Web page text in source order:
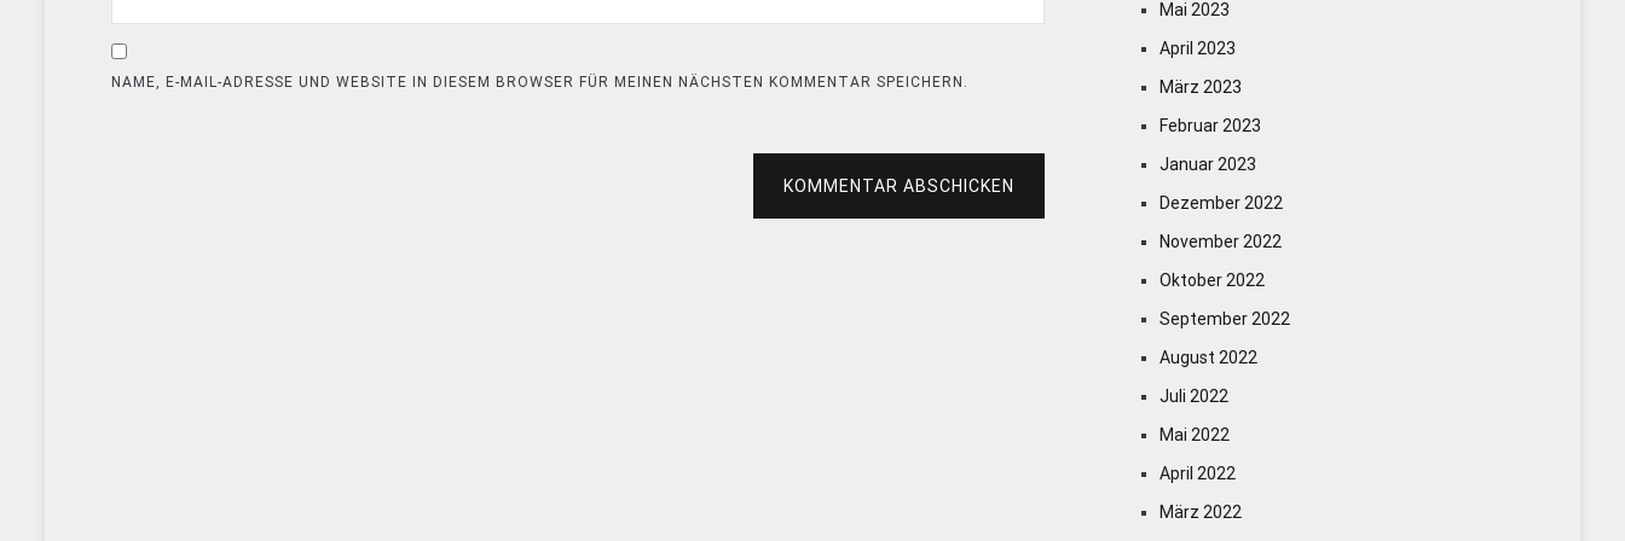
NAME, E-MAIL-ADRESSE UND WEBSITE IN DIESEM BROWSER FÜR MEINEN NÄCHSTEN KOMMENTAR SPEICHERN.
KOMMENTAR ABSCHICKEN
Mai 2023
April 2023
März 2023
Februar 2023
Januar 2023
Dezember 2022
November 2022
Oktober 2022
September 2022
August 2022
Juli 2022
Mai 2022
April 2022
März 2022